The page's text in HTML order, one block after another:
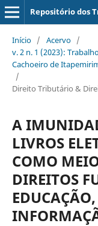
Início / Acervo /
v. 2 n. 1 (2023):
Cachoeiro de
/
Direito Tributário &
A
LIVROS
COMO
DIREITOS